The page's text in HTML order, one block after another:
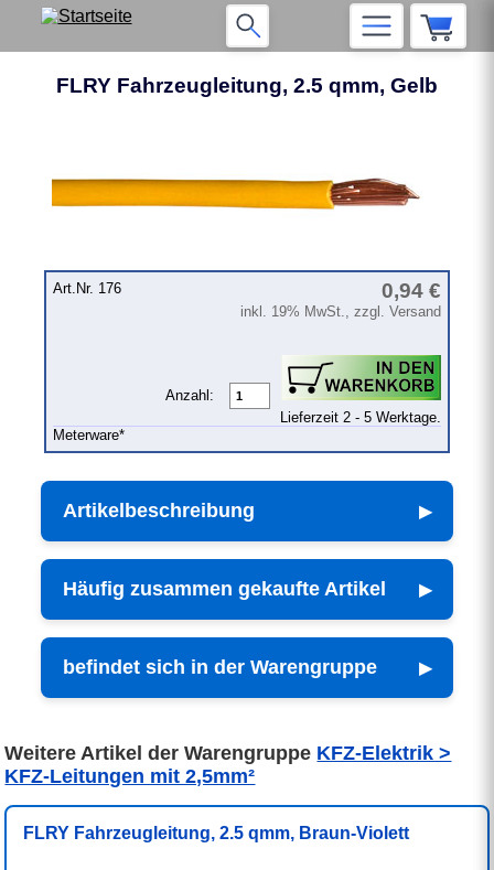
FLRY Fahrzeugleitung, 2.5 qmm, Gelb
Art.Nr. 176 0,94 €
inkl. 19% MwSt., zzgl. Versand
Anzahl:
Lieferzeit 2 - 5 Werktage.
Meterware*
Artikelbeschreibung
Häufig zusammen gekaufte Artikel
befindet sich in der Warengruppe
Weitere Artikel der Warengruppe KFZ-Elektrik >
KFZ-Leitungen mit 2,5mm²
FLRY Fahrzeugleitung, 2.5 qmm, Braun-Violett